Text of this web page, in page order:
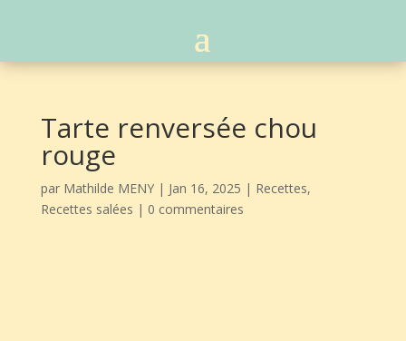
Tarte renversée chou
rouge
par Mathilde MENY| Jan 16, 2025 | Recettes,
Recettes salées | 0 commentaires